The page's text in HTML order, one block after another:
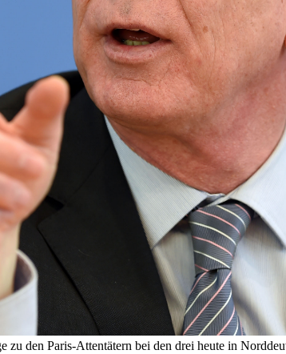
zu den Paris-Attentätern bei den drei heute in